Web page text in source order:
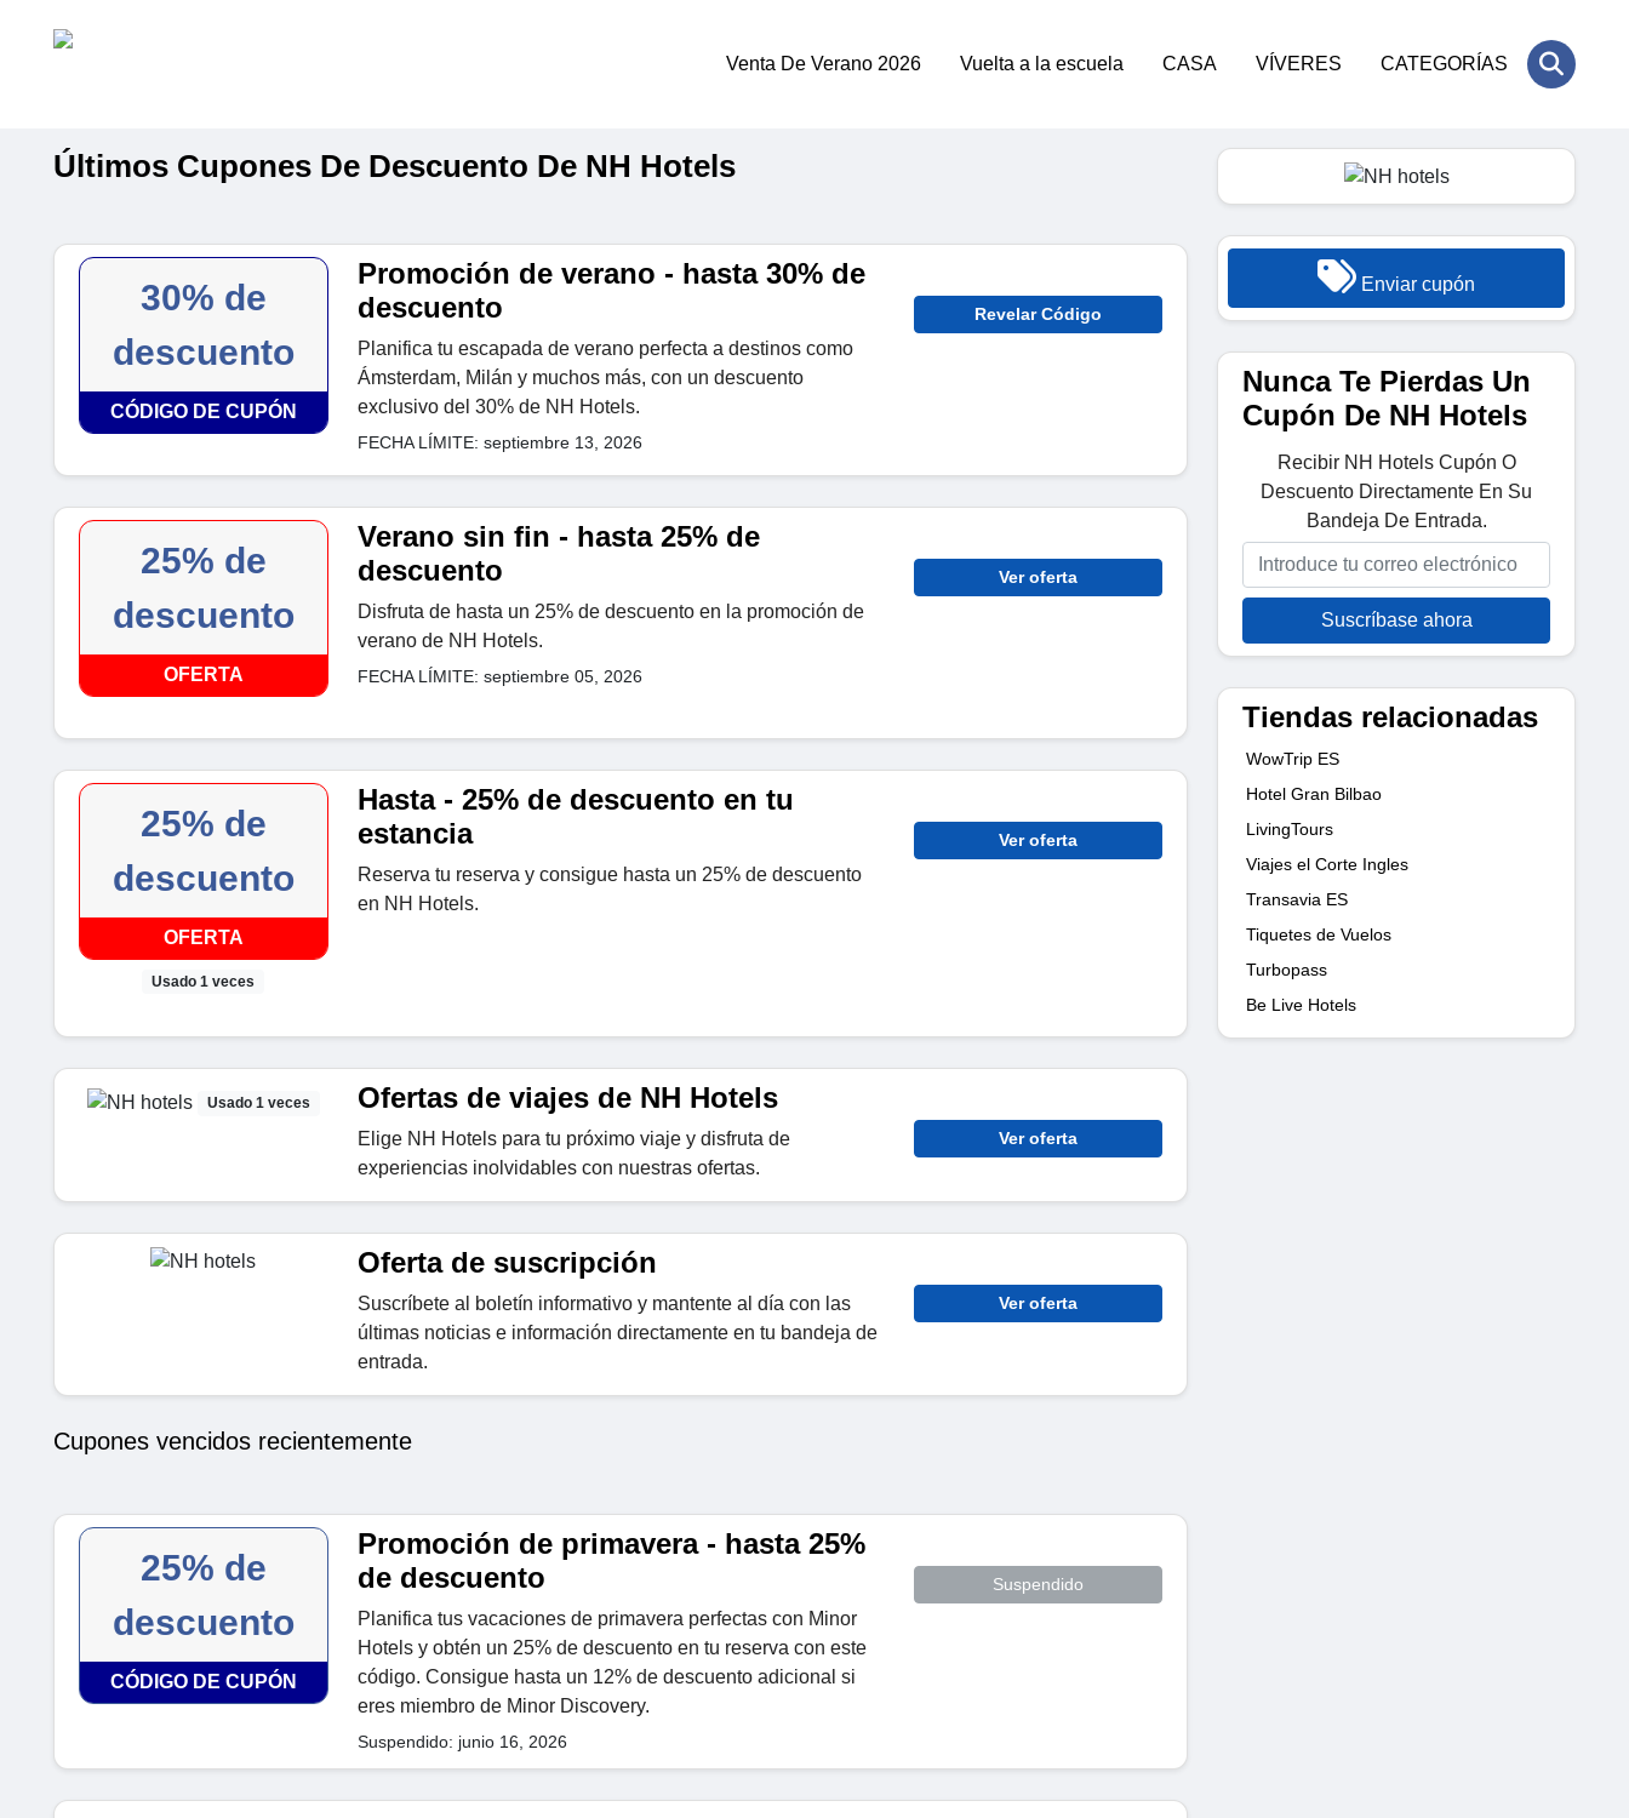
Venta De Verano 2026 Vuelta a la escuela CASA VÍVERES CATEGORÍAS
Últimos Cupones De Descuento De NH Hotels
30% de
descuento
CÓDIGO DE CUPÓN
Promoción de verano - hasta 30% de
descuento
Planifica tu escapada de verano perfecta a destinos como
Ámsterdam, Milán y muchos más, con un descuento
exclusivo del 30% de NH Hotels.
FECHA LÍMITE: septiembre 13, 2026
Revelar Código
25% de
descuento
OFERTA
Verano sin fin - hasta 25% de
descuento
Disfruta de hasta un 25% de descuento en la promoción de
verano de NH Hotels.
FECHA LÍMITE: septiembre 05, 2026
Ver oferta
25% de
descuento
OFERTA
Usado 1 veces
Hasta - 25% de descuento en tu
estancia
Reserva tu reserva y consigue hasta un 25% de descuento
en NH Hotels.
Ver oferta
Usado 1 veces Ofertas de viajes de NH Hotels
Elige NH Hotels para tu próximo viaje y disfruta de
experiencias inolvidables con nuestras ofertas.
Ver oferta
Oferta de suscripción
Suscríbete al boletín informativo y mantente al día con las
últimas noticias e información directamente en tu bandeja de
entrada.
Ver oferta
Cupones vencidos recientemente
25% de
descuento
CÓDIGO DE CUPÓN
Promoción de primavera - hasta 25%
de descuento
Planifica tus vacaciones de primavera perfectas con Minor
Hotels y obtén un 25% de descuento en tu reserva con este
código. Consigue hasta un 12% de descuento adicional si
eres miembro de Minor Discovery.
Suspendido: junio 16, 2026
Suspendido
Enviar cupón
Nunca Te Pierdas Un
Cupón De NH Hotels
Recibir NH Hotels Cupón O
Descuento Directamente En Su
Bandeja De Entrada.
Suscríbase ahora
Tiendas relacionadas
WowTrip ES
Hotel Gran Bilbao
LivingTours
Viajes el Corte Ingles
Transavia ES
Tiquetes de Vuelos
Turbopass
Be Live Hotels